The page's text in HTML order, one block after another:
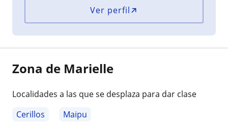
Ver perfil
Zona de Marielle
Localidades a las que se desplaza para dar clase
Cerillos
Maipu